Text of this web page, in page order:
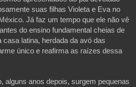
suas filhas Violeta e Eva no
Já faz um tempo que ele não vê
do ensino fundamental cheias de
latina, herdada da avó das
único e reafirma as raízes dessa
alguns anos depois, surgem pequenas